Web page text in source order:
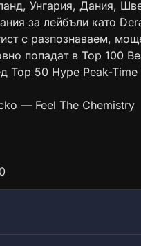
Унгария, Дания,
за лейбъли като
с разпознаваем,
попадат в Top 100
Top 50 Hype Peak-Time
— Feel The Chemistry